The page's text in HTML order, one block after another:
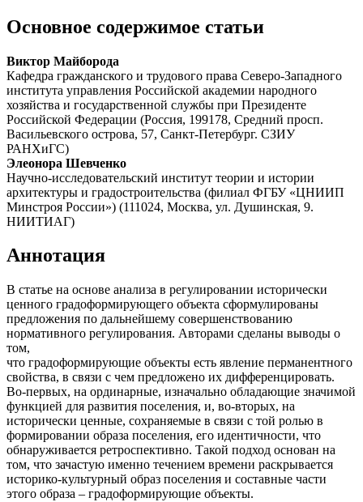
Основное содержимое статьи
Виктор Майборода
Кафедра гражданского и трудового права Северо-Западного
института управления Российской академии народного
хозяйства и государственной службы при Президенте
Российской Федерации (Россия, 199178, Средний просп.
Васильевского острова, 57, Санкт-Петербург. СЗИУ
РАНХиГС)
Элеонора Шевченко
Научно-исследовательский институт теории и истории
архитектуры и градостроительства (филиал ФГБУ «ЦНИИП
Минстроя России») (111024, Москва, ул. Душинская, 9.
НИИТИАГ)
Аннотация
В статье на основе анализа в регулировании исторически
ценного градоформирующего объекта сформулированы
предложения по дальнейшему совершенствованию
нормативного регулирования. Авторами сделаны выводы о
том,
что градоформирующие объекты есть явление перманентного
свойства, в связи с чем предложено их дифференцировать.
Во-первых, на ординарные, изначально обладающие значимой
функцией для развития поселения, и, во-вторых, на
исторически ценные, сохраняемые в связи с той ролью в
формировании образа поселения, его идентичности, что
обнаруживается ретроспективно. Такой подход основан на
том, что зачастую именно течением времени раскрывается
историко-культурный образ поселения и составные части
этого образа – градоформирующие объекты.